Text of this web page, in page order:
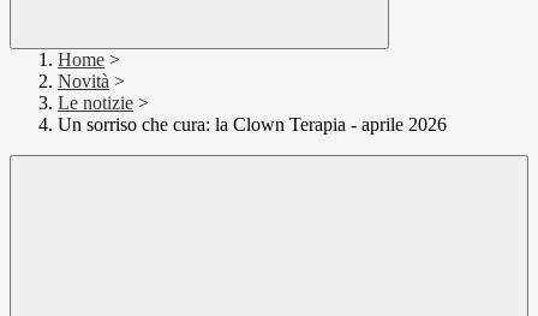
Home >
Novità >
Le notizie >
Un sorriso che cura: la Clown Terapia - aprile 2026